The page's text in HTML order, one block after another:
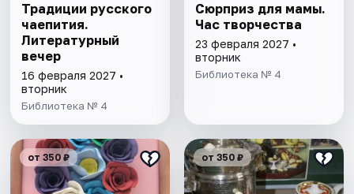
Традиции русского
чаепития.
Литературный
вечер
16 февраля 2027 •
вторник
Библиотека № 4
Сюрприз для мамы.
Час творчества
23 февраля 2027 •
вторник
Библиотека № 4
от 350 ₽ от 350 ₽